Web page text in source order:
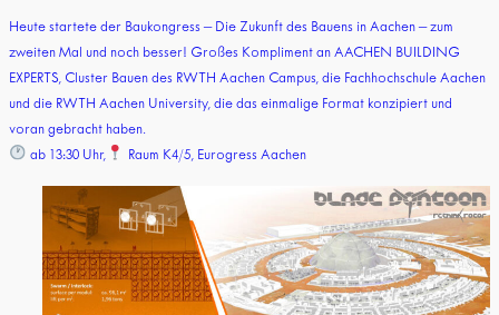
Heute startete der Baukongress – Die Zukunft des Bauens in Aachen – zum
zweiten Mal und noch besser! Großes Kompliment an AACHEN BUILDING
EXPERTS, Cluster Bauen des RWTH Aachen Campus, die Fachhochschule Aachen
und die RWTH Aachen University, die das einmalige Format konzipiert und
voran gebracht haben.
ab 13:30 Uhr,
Raum K4/5, Eurogress Aachen